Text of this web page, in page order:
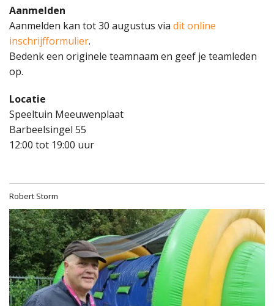
Aanmelden
Aanmelden kan tot 30 augustus via dit online
inschrijfformulier.
Bedenk een originele teamnaam en geef je teamleden
op.
Locatie
Speeltuin Meeuwenplaat
Barbeelsingel 55
12:00 tot 19:00 uur
Robert Storm